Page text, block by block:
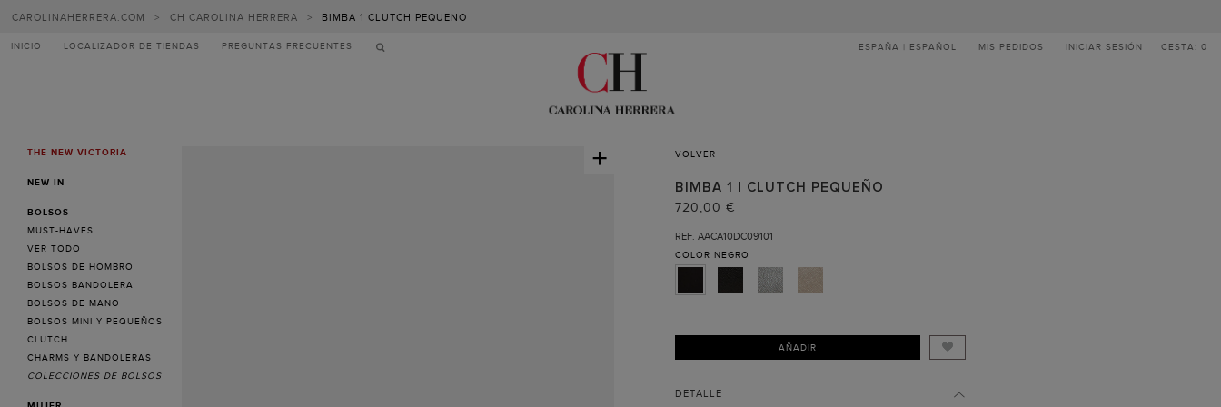
CAROLINAHERRERA.COM > CH CAROLINA HERRERA > BIMBA 1 CLUTCH PEQUENO
INICIO LOCALIZADOR DE TIENDAS PREGUNTAS FRECUENTES ESPAÑA | ESPAÑOL MIS PEDIDOS INICIAR SESIÓN CESTA: 0
MENUTHE NEW VICTORIA
NEW IN
BOLSOS
MUST-HAVES
VER TODO
BOLSOS DE HOMBRO
BOLSOS BANDOLERA
BOLSOS DE MANO
BOLSOS MINI Y PEQUEÑOS
CLUTCH
CHARMS Y BANDOLERAS
COLECCIONES DE BOLSOS
+ VOLVER
BIMBA 1 | CLUTCH PEQUEÑO
720,00 €
REF. AACA10DC09101
COLOR NEGRO
AÑADIR
DETALLE